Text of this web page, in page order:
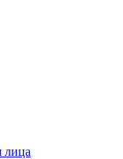
лица